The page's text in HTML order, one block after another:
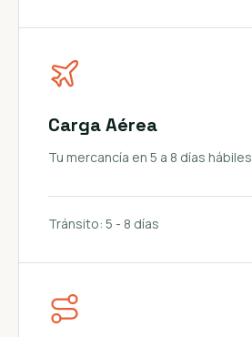
Carga Aérea
Tu mercancía en 5 a 8 días hábiles
Tránsito: 5 - 8 días